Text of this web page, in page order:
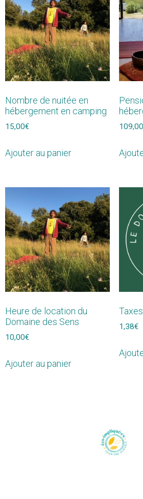
Nombre de nuitée en
hébergement en camping
15,00€
Ajouter au panier
109,00
Heure de location du
Domaine des Sens
10,00€
Ajouter au panier
1,38€